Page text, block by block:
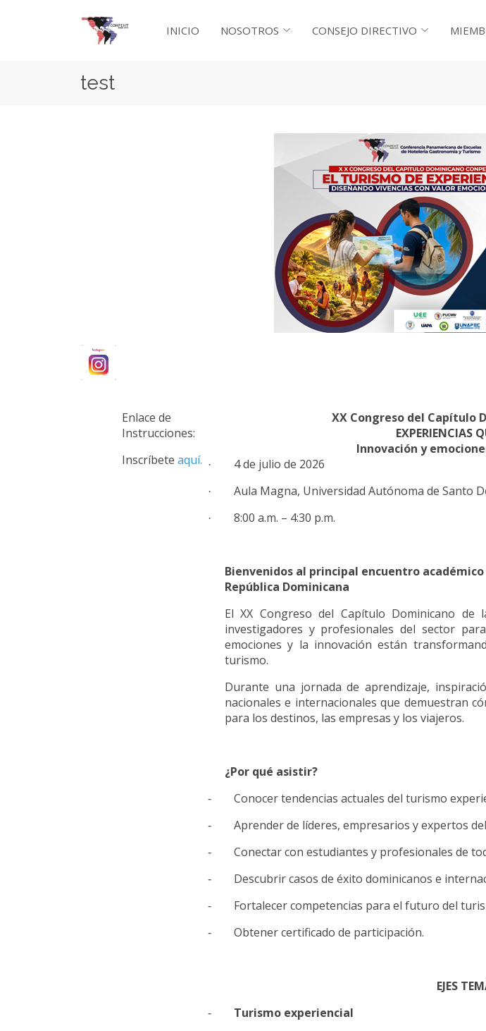
INICIO NOSOTROS CONSEJO DIRECTIVO
test
Enlace de
Instrucciones:
Inscríbete aquí.
XX Congreso del Capítulo
EXPERIENCIAS
Innovación y
· 4 de julio de 2026
· Aula Magna, Universidad Autónoma de Santo
· 8:00 a.m. – 4:30 p.m.
Bienvenidos al principal encuentro
República Dominicana
El XX Congreso del Capítulo Dominicano de
investigadores y profesionales del sector
emociones y la innovación están
turismo.
Durante una jornada de aprendizaje,
nacionales e internacionales que demuestran
para los destinos, las empresas y los viajeros.
¿Por qué asistir?
- Conocer tendencias actuales del turismo
- Aprender de líderes, empresarios y expertos
- Conectar con estudiantes y profesionales de
- Descubrir casos de éxito dominicanos e
- Fortalecer competencias para el futuro del
- Obtener certificado de participación.
EJES
-
Turismo experiencial